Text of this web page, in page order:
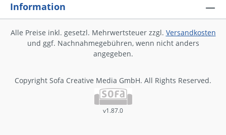
Information
Alle Preise inkl. gesetzl. Mehrwertsteuer zzgl. Versandkosten
und ggf. Nachnahmegebühren, wenn nicht anders
angegeben.
Copyright Sofa Creative Media GmbH. All Rights Reserved.
v1.87.0